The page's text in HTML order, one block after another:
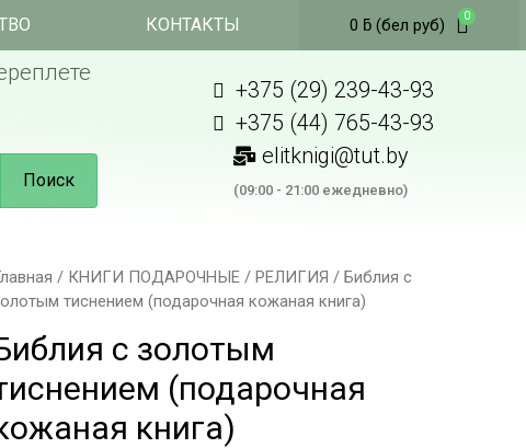
КОНТАКТЫ 0 ƃ(бел руб)
Поиск
+375 (29) 239-43-93
+375 (44) 765-43-93
elitknigi@tut.by
(09:00 - 21:00 ежедневно)
/ КНИГИ ПОДАРОЧНЫЕ /РЕЛИГИЯ / Библия с
тиснением (подарочная кожаная книга)
с золотым
(подарочная
книга)